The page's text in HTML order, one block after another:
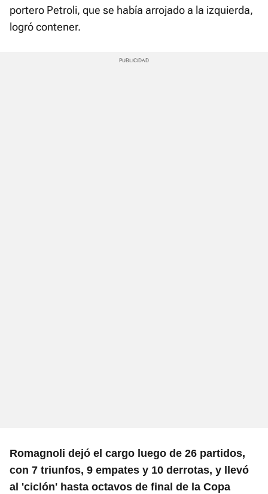
portero Petroli, que se había arrojado a la izquierda,
logró contener.
Romagnoli dejó el cargo luego de 26 partidos,
con 7 triunfos, 9 empates y 10 derrotas, y llevó
al 'ciclón' hasta octavos de final de la Copa